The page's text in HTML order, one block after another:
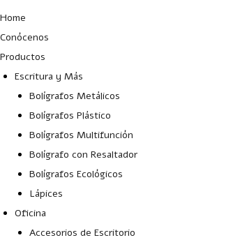
Home
Conócenos
Productos
Escritura y Más
Bolígrafos Metálicos
Bolígrafos Plástico
Bolígrafos Multifunción
Bolígrafo con Resaltador
Bolígrafos Ecológicos
Lápices
Oficina
Accesorios de Escritorio